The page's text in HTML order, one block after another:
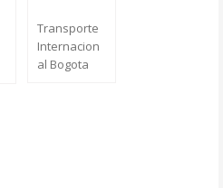
Transporte
Internacion
al Bogota